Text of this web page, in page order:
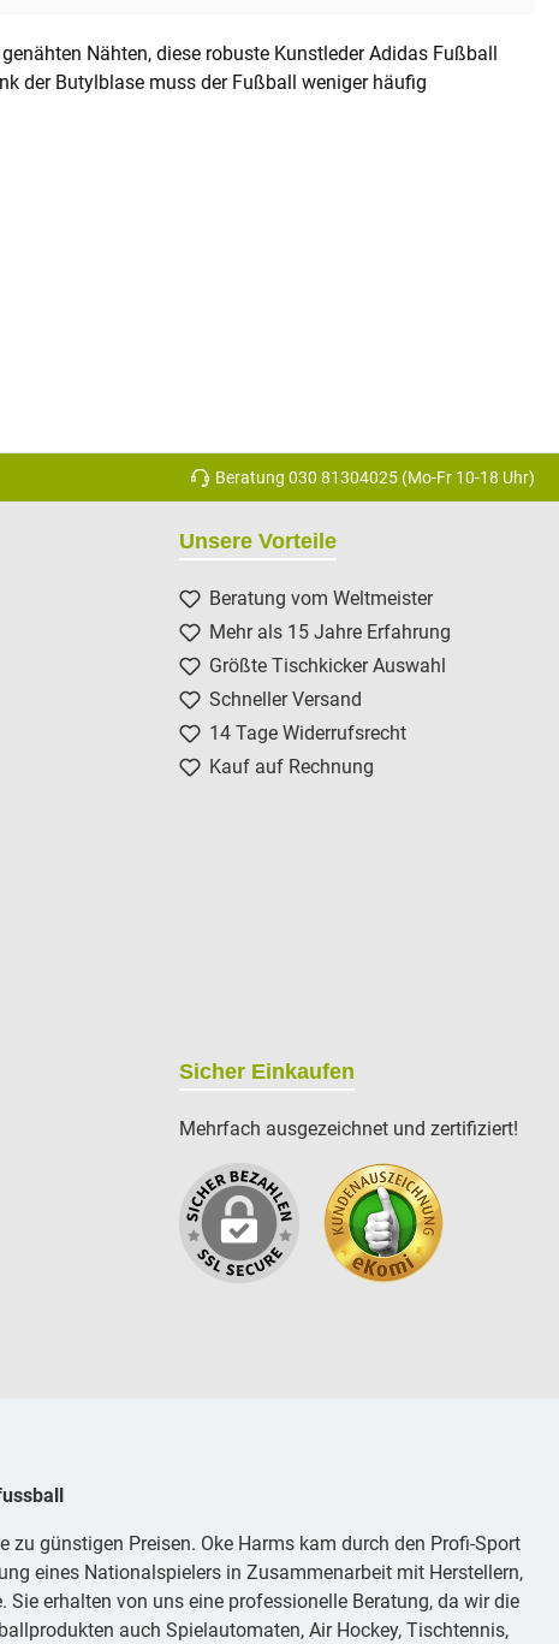
Nähten, diese robuste Kunstleder Adidas Fußball
der Butylblase muss der Fußball weniger häufig
Beratung 030 81304025 (Mo-Fr 10-18 Uhr)
Unsere Vorteile
Beratung vom Weltmeister
Mehr als 15 Jahre Erfahrung
Größte Tischkicker Auswahl
Schneller Versand
14 Tage Widerrufsrecht
Kauf auf Rechnung
Sicher Einkaufen
Mehrfach ausgezeichnet und zertifiziert!
günstigen Preisen. Oke Harms kam durch den Profi-Sport
eines Nationalspielers in Zusammenarbeit mit Herstellern,
erhalten von uns eine professionelle Beratung, da wir die
auch Spielautomaten, Air Hockey, Tischtennis,